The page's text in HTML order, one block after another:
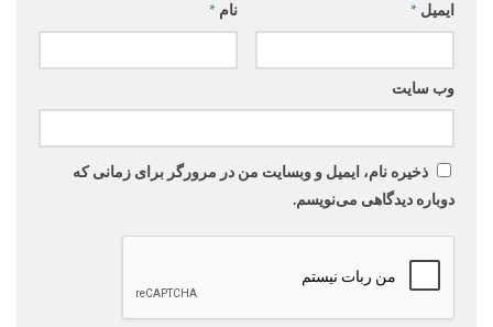
نام * ایمیل *
وب‌ سایت
ذخیره نام، ایمیل و وبسایت من در مرورگر برای زمانی که
دوباره دیدگاهی می‌نویسم.